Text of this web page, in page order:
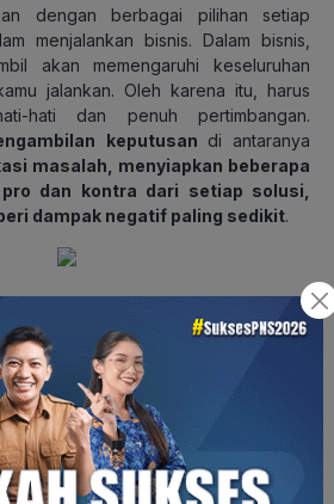
dengan berbagai pilihan setiap
menjalankan bisnis. Dalam bisnis,
akan memengaruhi keseluruhan
jalankan. Oleh karena itu, harus
hati dan penuh pertimbangan.
keputusan di antaranya
masalah, menyiapkan beberapa
dan kontra dari setiap solusi,
dampak negatif paling sedikit.
skillyang wajib kamu miliki
Keterampilan ini akan membantu
memelihara hubungan baik dengan tim
terlibat dengan bisnis yang sedang
beberapa keterampilan di atas